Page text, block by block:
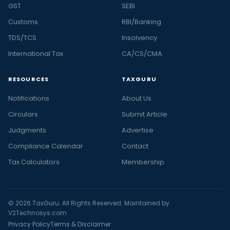
GST
Customs
TDS/TCS
International Tax
SEBI
RBI/Banking
Insolvency
CA/CS/CMA
RESOURCES
Notifications
Circulars
Judgments
Compliance Calendar
Tax Calculators
TAXGURU
About Us
Submit Article
Advertise
Contact
Membership
© 2026 TaxGuru. All Rights Reserved. Maintained by
V2Technosys.com
Privacy PolicyTerms & Disclaimer